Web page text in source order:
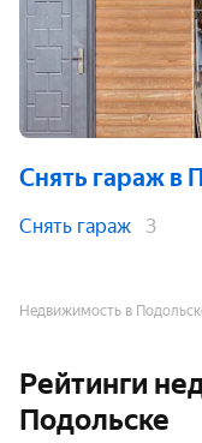
Снять гараж в
Снять гараж 3
Недвижимость в
Рейтинги
Подольске